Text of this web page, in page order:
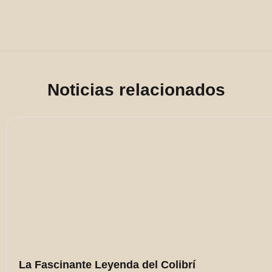
Noticias relacionados
La Fascinante Leyenda del Colibrí